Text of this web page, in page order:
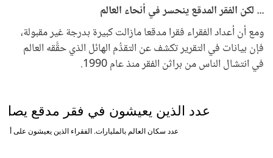
... لكن الفقر المدقع ينحسر في أنحاء العالم
ومع أن أعداد الفقراء فقرا مدقعا مازالت كبيرة بدرجة غير مقبولة،
فإن بيانات في التقرير تكشف عن التقدُّم الهائل الذي حقَّقه العالم
في انتشال الناس من براثن الفقر منذ عام 1990.